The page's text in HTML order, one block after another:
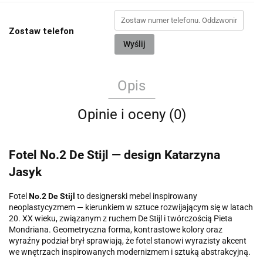
Zostaw telefon
Wyślij
Opis
Opinie i oceny (0)
Fotel No.2 De Stijl — design Katarzyna
Jasyk
Fotel No.2 De Stijl to designerski mebel inspirowany
neoplastycyzmem — kierunkiem w sztuce rozwijającym się w latach
20. XX wieku, związanym z ruchem De Stijl i twórczością Pieta
Mondriana. Geometryczna forma, kontrastowe kolory oraz
wyraźny podział brył sprawiają, że fotel stanowi wyrazisty akcent
we wnętrzach inspirowanych modernizmem i sztuką abstrakcyjną.